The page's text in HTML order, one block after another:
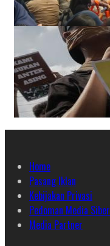
Home
Pasang Iklan
Kebijakan Privasi
Pedoman Media Siber
Media Partner